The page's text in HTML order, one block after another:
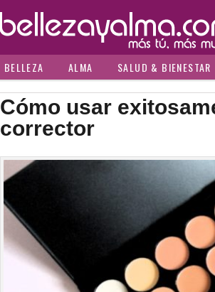
BELLEZA ALMA SALUD & BIENESTAR
Cómo usar
corrector